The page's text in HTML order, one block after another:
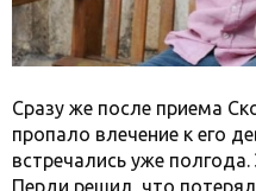
Сразу же после приема
пропало влечение к его
встречались уже
Перди решил, что